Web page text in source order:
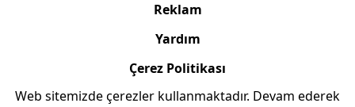
Reklam
Yardım
Çerez Politikası
Web sitemizde çerezler kullanmaktadır. Devam ederek